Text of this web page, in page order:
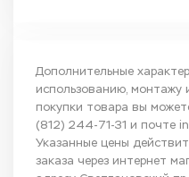
Дополнительные
использованию, монтажу
покупки товара вы
(812) 244-71-31 и почте
Указанные цены
заказа через интернет